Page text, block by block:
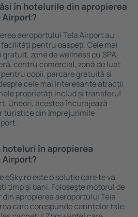
în hotelurile din apropierea
Airport?
aeroportului Tela Airport au
pentru oaspeți. Cele mai
zone de wellness cu SPA,
centru comercial, zonă de luat
pentru copii, parcare gratuită și
cele mai interesante atracții
proprietăți includ și transferul
Uneori, acestea încurajează
turistice din ȋmprejurimile
hoteluri în apropierea
Airport?
eSky.ro este o soluție care te va
timp și bani. Foloseşte motorul de
apropierea aeroportului Tela
care corespunde cerințelor tale.